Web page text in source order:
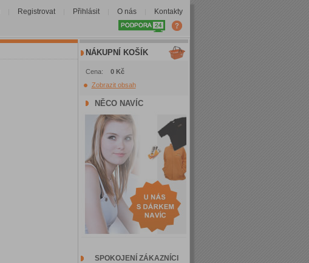
Registrovat Přihlásit O nás Kontakty
NÁKUPNÍ KOŠÍK
Cena: 0 Kč
Zobrazit obsah
NĚCO NAVÍC
SPOKOJENÍ ZÁKAZNÍCI